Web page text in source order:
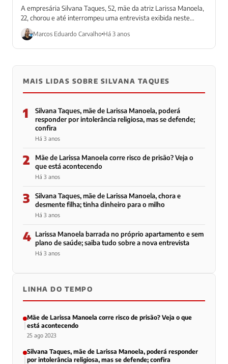
A empresária Silvana Taques, 52, mãe da atriz Larissa Manoela,
22, chorou e até interrompeu uma entrevista exibida neste
domingo (20) pelo...
Marcos Eduardo Carvalho Há 3 anos
MAIS LIDAS SOBRE SILVANA TAQUES
1
Silvana Taques, mãe de Larissa Manoela, poderá
responder por intolerância religiosa, mas se defende;
confira
Há 3 anos
2
Mãe de Larissa Manoela corre risco de prisão? Veja o
que está acontecendo
Há 3 anos
3
Silvana Taques, mãe de Larissa Manoela, chora e
desmente filha; tinha dinheiro para o milho
Há 3 anos
4 Larissa Manoela barrada no próprio apartamento e sem
plano de saúde; saiba tudo sobre a nova entrevista
Há 3 anos
LINHA DO TEMPO
Mãe de Larissa Manoela corre risco de prisão? Veja o que
está acontecendo
25 ago 2023
Silvana Taques, mãe de Larissa Manoela, poderá responder
por intolerância religiosa, mas se defende; confira